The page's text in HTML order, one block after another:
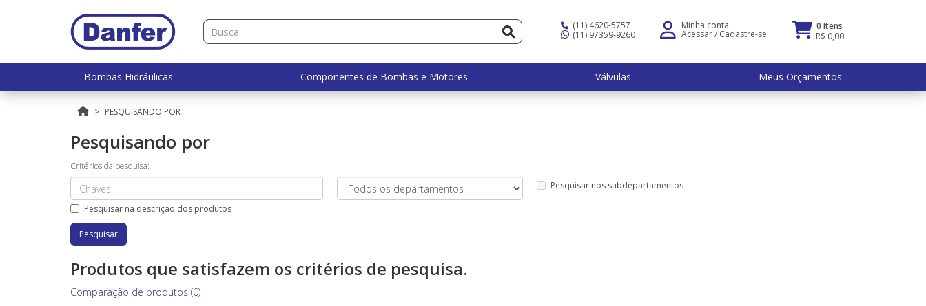
(11) 4620-5757
(11) 97359-9260
Minha conta
Acessar/ Cadastre-se
0 Itens
R$ 0,00
Bombas Hidráulicas Componentes de Bombas e Motores Válvulas Meus Orçamentos
PESQUISANDO POR
Pesquisando por
Critérios da pesquisa:
Pesquisar nos subdepartamentos
Pesquisar na descrição dos produtos
Produtos que satisfazem os critérios de pesquisa.
Comparação de produtos (0)